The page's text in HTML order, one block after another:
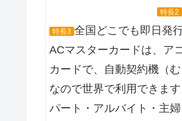
特長2
特長3 全国どこでも即日発
ACマスターカードは、ア
カードで、自動契約機（
なので世界で利用できま
パート・アルバイト・主